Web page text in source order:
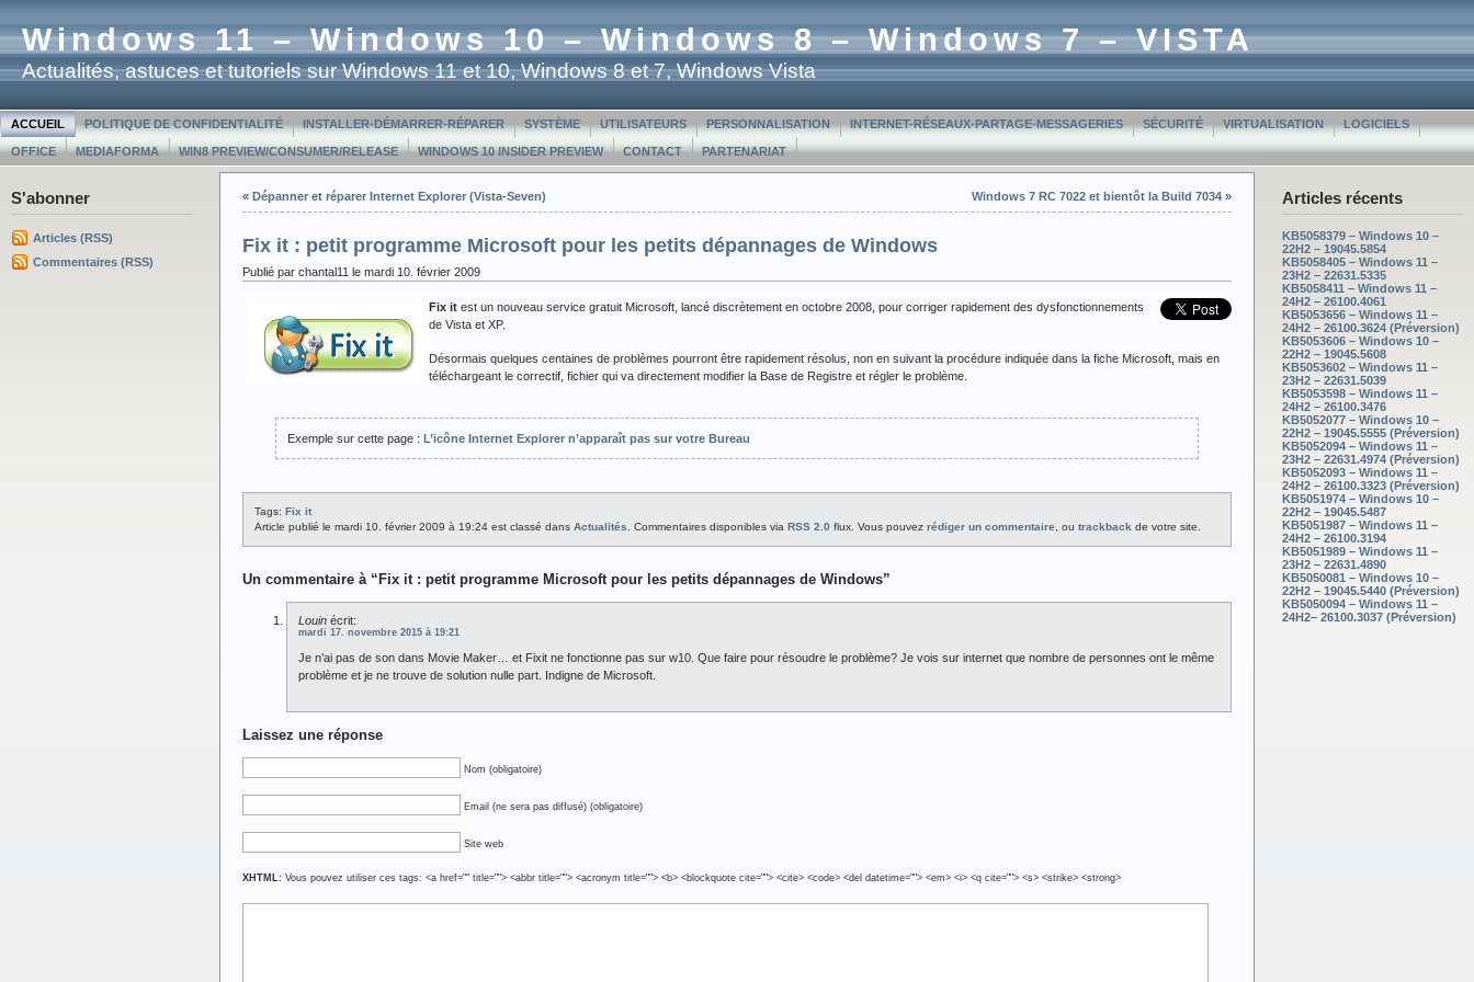
Windows 11 – Windows 10 – Windows 8 – Windows 7 – VISTA
Actualités, astuces et tutoriels sur Windows 11 et 10, Windows 8 et 7, Windows Vista
ACCUEIL POLITIQUE DE CONFIDENTIALITÉ INSTALLER-DÉMARRER-RÉPARER SYSTÈME UTILISATEURS PERSONNALISATION INTERNET-RÉSEAUX-PARTAGE-MESSAGERIES SÉCURITÉ VIRTUALISATION LOGICIELS
OFFICE MEDIAFORMA WIN8 PREVIEW/CONSUMER/RELEASE WINDOWS 10 INSIDER PREVIEW CONTACT PARTENARIAT
S'abonner
Articles (RSS)
Commentaires (RSS)
Articles récents
KB5058379 – Windows 10 –
22H2 – 19045.5854
KB5058405 – Windows 11 –
23H2 – 22631.5335
KB5058411 – Windows 11 –
24H2 – 26100.4061
KB5053656 – Windows 11 –
24H2 – 26100.3624 (Préversion)
KB5053606 – Windows 10 –
22H2 – 19045.5608
KB5053602 – Windows 11 –
23H2 – 22631.5039
KB5053598 – Windows 11 –
24H2 – 26100.3476
KB5052077 – Windows 10 –
22H2 – 19045.5555 (Préversion)
KB5052094 – Windows 11 –
23H2 – 22631.4974 (Préversion)
KB5052093 – Windows 11 –
24H2 – 26100.3323 (Préversion)
KB5051974 – Windows 10 –
22H2 – 19045.5487
KB5051987 – Windows 11 –
24H2 – 26100.3194
KB5051989 – Windows 11 –
23H2 – 22631.4890
KB5050081 – Windows 10 –
22H2 – 19045.5440 (Préversion)
KB5050094 – Windows 11 –
24H2– 26100.3037 (Préversion)
« Dépanner et réparer Internet Explorer (Vista-Seven) Windows 7 RC 7022 et bientôt la Build 7034 »
Fix it : petit programme Microsoft pour les petits dépannages de Windows
Publié par chantal11 le mardi 10. février 2009
Fix it est un nouveau service gratuit Microsoft, lancé discrètement en octobre 2008, pour corriger rapidement des dysfonctionnements
de Vista et XP.
Désormais quelques centaines de problèmes pourront être rapidement résolus, non en suivant la procédure indiquée dans la fiche Microsoft, mais en
téléchargeant le correctif, fichier qui va directement modifier la Base de Registre et régler le problème.
Exemple sur cette page : L’icône Internet Explorer n’apparaît pas sur votre Bureau
Tags: Fix it
Article publié le mardi 10. février 2009 à 19:24 est classé dans Actualités . Commentaires disponibles via RSS 2.0 flux. Vous pouvez rédiger un commentaire , ou trackback de votre site.
Un commentaire à “Fix it : petit programme Microsoft pour les petits dépannages de Windows”
Louin écrit:
mardi 17. novembre 2015 à 19:21
Je n’ai pas de son dans Movie Maker… et Fixit ne fonctionne pas sur w10. Que faire pour résoudre le problème? Je vois sur internet que nombre de personnes ont le même
problème et je ne trouve de solution nulle part. Indigne de Microsoft.
Laissez une réponse
Nom (obligatoire)
Email (ne sera pas diffusé) (obligatoire)
Site web
XHTML: Vous pouvez utiliser ces tags: <a href="" title=""> <abbr title=""> <acronym title=""> <b> <blockquote cite=""> <cite> <code> <del datetime=""> <em> <i> <q cite=""> <s> <strike> <strong>